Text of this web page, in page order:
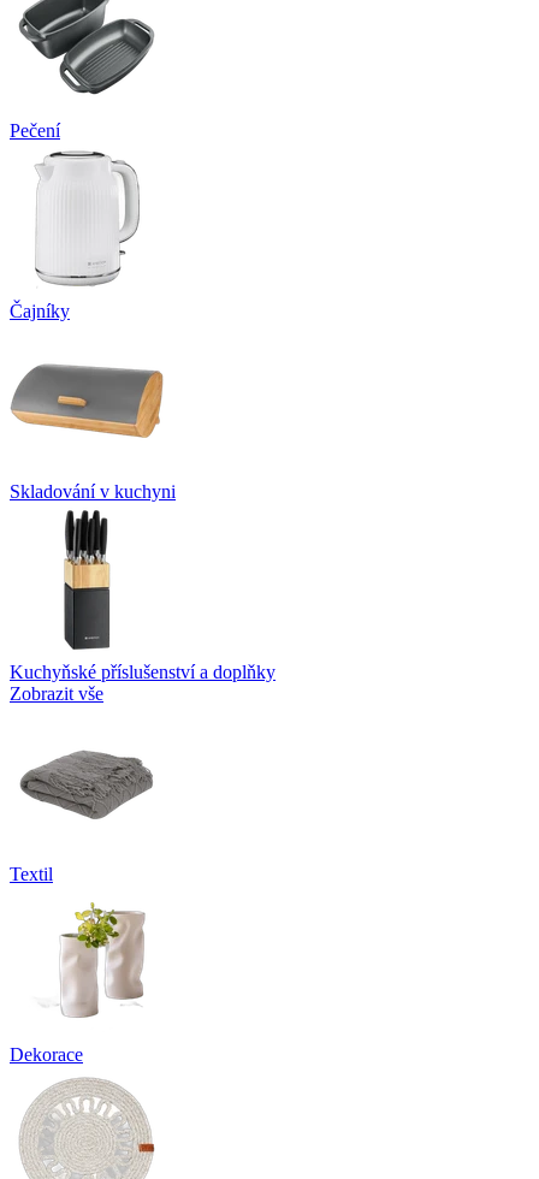
Pečení
Čajníky
Skladování v kuchyni
Kuchyňské příslušenství a doplňky
Zobrazit vše
Textil
Dekorace